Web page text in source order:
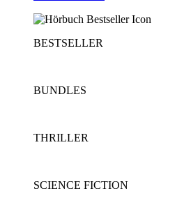
BESTSELLER
BUNDLES
THRILLER
SCIENCE FICTION